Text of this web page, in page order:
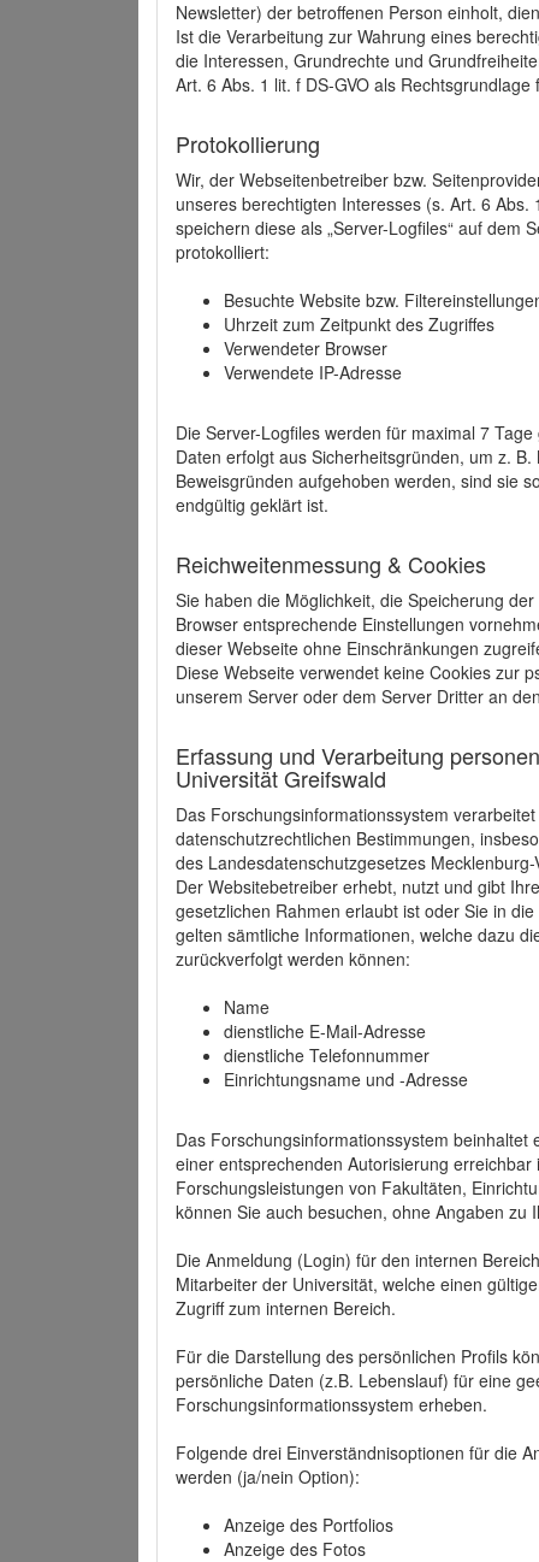
Newsletter) der betroffenen Person einholt,
Ist die Verarbeitung zur Wahrung eines
die Interessen, Grundrechte und
Art. 6 Abs. 1 lit. f DS-GVO als
Protokollierung
Wir, der Webseitenbetreiber bzw.
unseres berechtigten Interesses (s. Art. 6
speichern diese als „Server-Logfiles“ auf dem
protokolliert:
Besuchte Website bzw.
Uhrzeit zum Zeitpunkt des Zugriffes
Verwendeter Browser
Verwendete IP-Adresse
Die Server-Logfiles werden für maximal 7
Daten erfolgt aus Sicherheitsgründen, um z.
Beweisgründen aufgehoben werden, sind sie
endgültig geklärt ist.
Reichweitenmessung & Cookies
Sie haben die Möglichkeit, die Speicherung
Browser entsprechende Einstellungen
dieser Webseite ohne Einschränkungen
Diese Webseite verwendet keine Cookies zur
unserem Server oder dem Server Dritter an
Erfassung und Verarbeitung
Universität Greifswald
Das Forschungsinformationssystem
datenschutzrechtlichen Bestimmungen,
des Landesdatenschutzgesetzes
Der Websitebetreiber erhebt, nutzt und gibt
gesetzlichen Rahmen erlaubt ist oder Sie in
gelten sämtliche Informationen, welche dazu
zurückverfolgt werden können:
Name
dienstliche E-Mail-Adresse
dienstliche Telefonnummer
Einrichtungsname und -Adresse
Das Forschungsinformationssystem beinhaltet
einer entsprechenden Autorisierung
Forschungsleistungen von Fakultäten,
können Sie auch besuchen, ohne Angaben zu
Die Anmeldung (Login) für den internen
Mitarbeiter der Universität, welche einen
Zugriff zum internen Bereich.
Für die Darstellung des persönlichen Profils
persönliche Daten (z.B. Lebenslauf) für eine
Forschungsinformationssystem erheben.
Folgende drei Einverständnisoptionen für die
werden (ja/nein Option):
Anzeige des Portfolios
Anzeige des Fotos